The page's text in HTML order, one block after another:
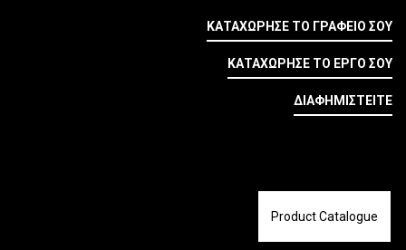
ΚΑΤΑΧΩΡΗΣΕ ΤΟ ΓΡΑΦΕΙΟ ΣΟΥ
ΚΑΤΑΧΩΡΗΣΕ ΤΟ ΕΡΓΟ ΣΟΥ
ΔΙΑΦΗΜΙΣΤΕΙΤΕ
Product Catalogue